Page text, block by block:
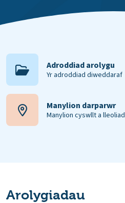
Adroddiad arolygu
Yr adroddiad diweddaraf
Manylion darparwr
Manylion cyswllt a lleoliad
Arolygiadau